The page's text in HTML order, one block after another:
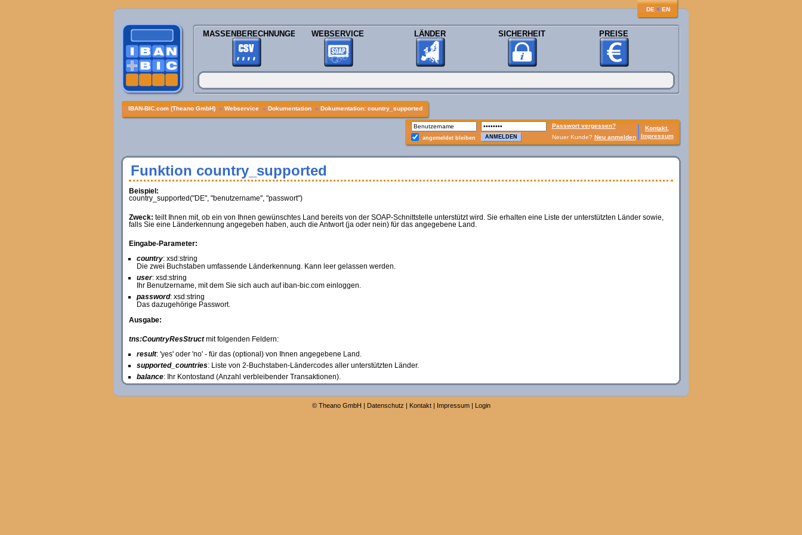
DE ♦ EN
MASSENBERECHNUNGEN WEBSERVICE LÄNDER SICHERHEIT PREISE
IBAN-BIC.com (Theano GmbH) » Webservice » Dokumentation » Dokumentation: country_supported
Passwort vergessen?
Kontakt,
Impressum
angemeldet bleiben Neuer Kunde? Neu anmelden
Funktion country_supported
Beispiel:
country_supported("DE", "benutzername", "passwort")
Zweck: teilt Ihnen mit, ob ein von Ihnen gewünschtes Land bereits von der SOAP-Schnittstelle unterstützt wird. Sie erhalten eine Liste der unterstützten Länder sowie,
falls Sie eine Länderkennung angegeben haben, auch die Antwort (ja oder nein) für das angegebene Land.
Eingabe-Parameter:
country: xsd:string
Die zwei Buchstaben umfassende Länderkennung. Kann leer gelassen werden.
user: xsd:string
Ihr Benutzername, mit dem Sie sich auch auf iban-bic.com einloggen.
password: xsd:string
Das dazugehörige Passwort.
Ausgabe:
tns:CountryResStructmit folgenden Feldern:
result: 'yes' oder 'no' - für das (optional) von Ihnen angegebene Land.
supported_countries: Liste von 2-Buchstaben-Ländercodes aller unterstützten Länder.
balance: Ihr Kontostand (Anzahl verbleibender Transaktionen).
© Theano GmbH | Datenschutz | Kontakt| Impressum| Login